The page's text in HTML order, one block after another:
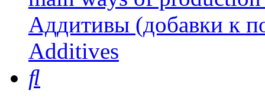
Аддитивы (добавки к
Additives